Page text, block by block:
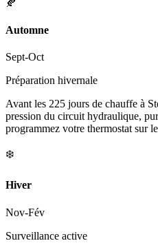
🍂
Automne
Sept-Oct
Préparation hivernale
Avant les 225 jours de chauffe à
pression du circuit hydraulique,
programmez votre thermostat sur
❄️
Hiver
Nov-Fév
Surveillance active